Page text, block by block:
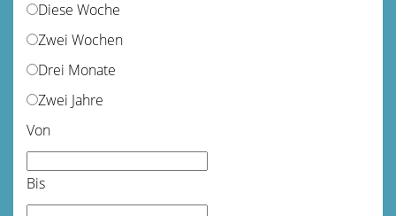
Diese Woche
Zwei Wochen
Drei Monate
Zwei Jahre
Von
Bis